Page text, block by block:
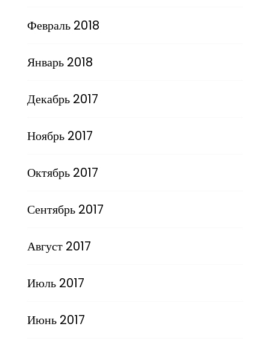
Февраль 2018
Январь 2018
Декабрь 2017
Ноябрь 2017
Октябрь 2017
Сентябрь 2017
Август 2017
Июль 2017
Июнь 2017